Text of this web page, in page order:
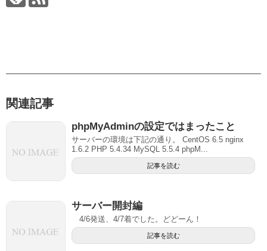
関連記事
phpMyAdminの設定ではまったこと
サーバーの環境は下記の通り。 CentOS 6.5 nginx
1.6.2 PHP 5.4.34 MySQL 5.5.4 phpM...
記事を読む
サーバー開封編
4/6発送、4/7着でした。どどーん！
記事を読む